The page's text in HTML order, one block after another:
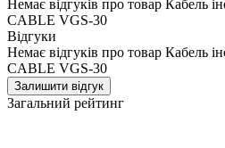
Немає відгуків про товар Кабель
CABLE VGS-30
Відгуки
Немає відгуків про товар Кабель
CABLE VGS-30
Залишити відгук
Загальний рейтинг